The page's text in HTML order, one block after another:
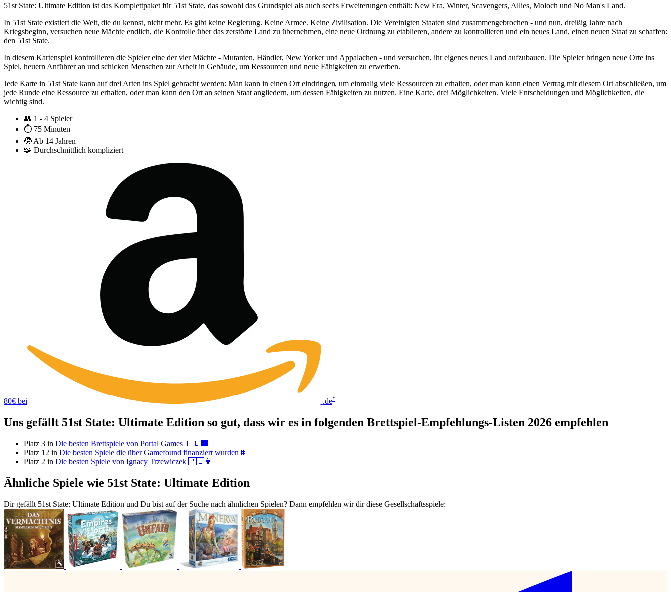
51st State: Ultimate Edition ist das Komplettpaket für 51st State, das sowohl das Grundspiel als auch sechs Erweiterungen enthält: New Era, Winter, Scavengers, Allies, Moloch und No Man's Land.
In 51st State existiert die Welt, die du kennst, nicht mehr. Es gibt keine Regierung. Keine Armee. Keine Zivilisation. Die Vereinigten Staaten sind zusammengebrochen - und nun, dreißig Jahre nach
Kriegsbeginn, versuchen neue Mächte endlich, die Kontrolle über das zerstörte Land zu übernehmen, eine neue Ordnung zu etablieren, andere zu kontrollieren und ein neues Land, einen neuen Staat zu schaffen:
den 51st State.
In diesem Kartenspiel kontrollieren die Spieler eine der vier Mächte - Mutanten, Händler, New Yorker und Appalachen - und versuchen, ihr eigenes neues Land aufzubauen. Die Spieler bringen neue Orte ins
Spiel, heuern Anführer an und schicken Menschen zur Arbeit in Gebäude, um Ressourcen und neue Fähigkeiten zu erwerben.
Jede Karte in 51st State kann auf drei Arten ins Spiel gebracht werden: Man kann in einen Ort eindringen, um einmalig viele Ressourcen zu erhalten, oder man kann einen Vertrag mit diesem Ort abschließen, um
jede Runde eine Ressource zu erhalten, oder man kann den Ort an seinen Staat angliedern, um dessen Fähigkeiten zu nutzen. Eine Karte, drei Möglichkeiten. Viele Entscheidungen und Möglichkeiten, die
wichtig sind.
👥 1 - 4 Spieler
⏱️ 75 Minuten
🧒 Ab 14 Jahren
🧩 Durchschnittlich kompliziert
80€ bei .de*
Uns gefällt 51st State: Ultimate Edition so gut, dass wir es in folgenden Brettspiel-Empfehlungs-Listen 2026 empfehlen
Platz 3 in Die besten Brettspiele von Portal Games 🇵🇱🏢
Platz 12 in Die besten Spiele die über Gamefound finanziert wurden 💵
Platz 2 in Die besten Spiele von Ignacy Trzewiczek 🇵🇱👨
Ähnliche Spiele wie 51st State: Ultimate Edition
Dir gefällt 51st State: Ultimate Edition und Du bist auf der Suche nach ähnlichen Spielen? Dann empfehlen wir dir diese Gesellschaftsspiele: